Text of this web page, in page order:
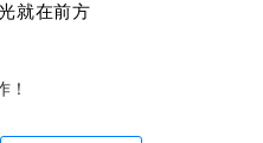
就在前方